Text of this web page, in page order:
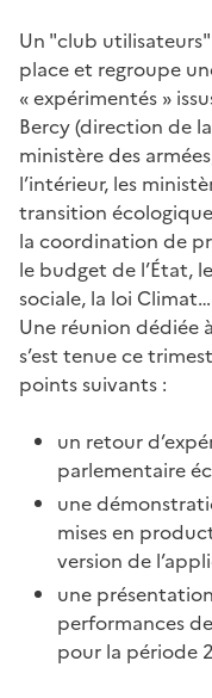
Un "club utilisateurs"
place et regroupe
« expérimentés »
Bercy (direction de
ministère des
l’intérieur, les
transition
la coordination de
le budget de l’État,
sociale, la loi Climat…
Une réunion dédiée
s’est tenue ce
points suivants :
un retour
parlementaire
une
mises en
version de
une
performances
pour la période